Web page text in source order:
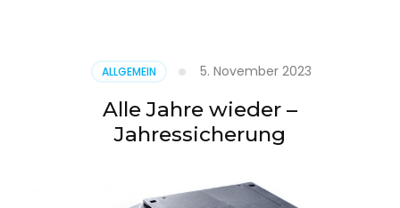
ALLGEMEIN 5. November 2023
Alle Jahre wieder –
Jahressicherung